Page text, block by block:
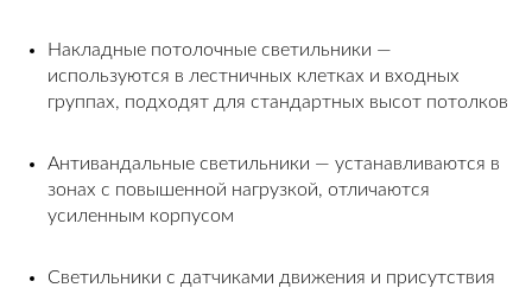
Накладные потолочные светильники —
используются в лестничных клетках и входных
группах, подходят для стандартных высот потолков
Антивандальные светильники — устанавливаются в
зонах с повышенной нагрузкой, отличаются
усиленным корпусом
Светильники с датчиками движения и присутствия